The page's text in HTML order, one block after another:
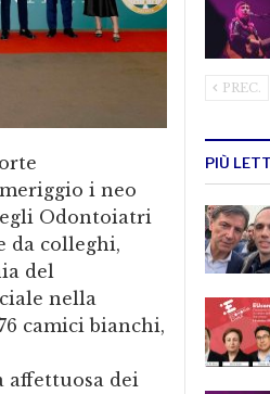
i neo
Odontoiatri
da colleghi,
del
nella
camici bianchi,
affettuosa dei
PREC.
PIÙ